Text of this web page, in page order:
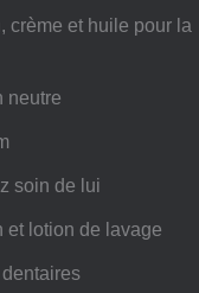
crème et huile pour la
neutre
soin de lui
et lotion de lavage